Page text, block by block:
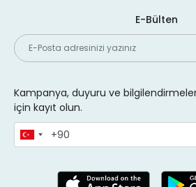
E-Bülten
Kampanya, duyuru ve
için kayıt olun.